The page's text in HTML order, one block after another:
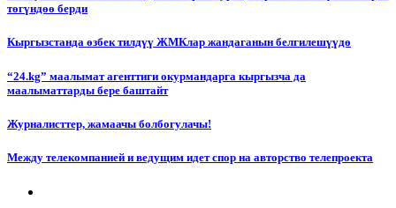
төгүндөө берди
Кыргызстанда өзбек тилдүү ЖМКлар жандаганын белгилешүүдө
“24.kg” маалымат агенттиги окурмандарга кыргызча да
маалыматтарды бере баштайт
Журналисттер, жамаачы болбогулачы!
Между телекомпанией и ведущим идет спор на авторство телепроекта